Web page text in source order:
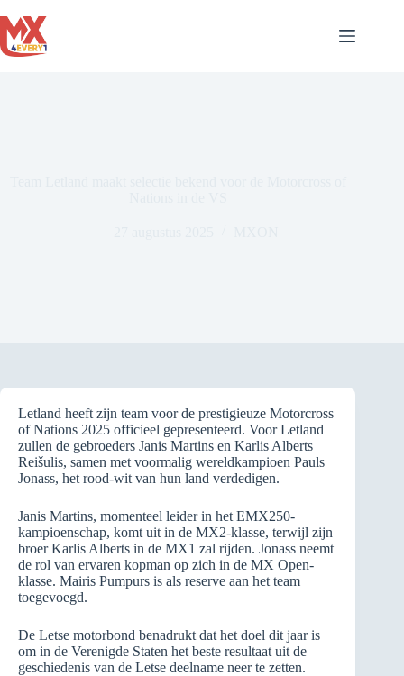
naar
de
inhoud
Letland heeft zijn team voor de prestigieuze Motorcross
of Nations 2025 officieel gepresenteerd. Voor Letland
zullen de gebroeders Janis Martins en Karlis Alberts
Reišulis, samen met voormalig wereldkampioen Pauls
Jonass, het rood-wit van hun land verdedigen.
Janis Martins, momenteel leider in het EMX250-
kampioenschap, komt uit in de MX2-klasse, terwijl zijn
broer Karlis Alberts in de MX1 zal rijden. Jonass neemt
de rol van ervaren kopman op zich in de MX Open-
klasse. Mairis Pumpurs is als reserve aan het team
toegevoegd.
De Letse motorbond benadrukt dat het doel dit jaar is
om in de Verenigde Staten het beste resultaat uit de
geschiedenis van de Letse deelname neer te zetten.